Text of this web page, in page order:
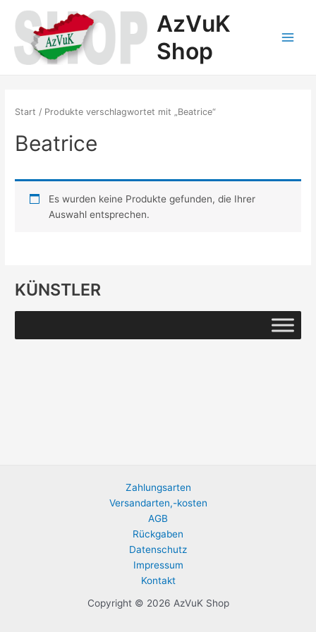
Inhalt
springen
AzVuK
Shop
Start / Produkte verschlagwortet mit „Beatrice“
Beatrice
Es wurden keine Produkte gefunden, die Ihrer
Auswahl entsprechen.
KÜNSTLER
Zahlungsarten
Versandarten,-kosten
AGB
Rückgaben
Datenschutz
Impressum
Kontakt
Copyright © 2026 AzVuK Shop